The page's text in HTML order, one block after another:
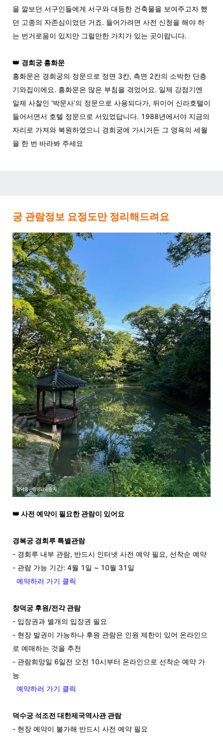
을 깔보던 서구인들에게 서구와 대등한 건축물을 보여주고자 했
던 고종의 자존심이었던 거죠. 들어가려면 사전 신청을 해야 하
는 번거로움이 있지만 그럴만한 가치가 있는 곳이랍니다.
👑 경희궁 흥화문
흥화문은 경희궁의 정문으로 정면 3칸, 측면 2칸의 소박한 단층
기와집이에요. 흥화문은 많은 부침을 겪었어요. 일제 강점기엔
일제 사찰인 ‘박문사’의 정문으로 사용되다가, 뒤이어 신라호텔이
들어서면서 호텔 정문으로 서있었답니다. 1988년에서야 지금의
자리로 가져와 복원하였으니 경희궁에 가시거든 그 영욕의 세월
을 한 번 바라봐 주세요
궁 관람정보 요정도만 정리해드려요
👑 사전 예약이 필요한 관람이 있어요
경복궁 경회루 특별관람
- 경회루 내부 관람, 반드시 인터넷 사전 예약 필요, 선착순 예약
- 관람 가능 기간: 4월 1일 ~ 10월 31일
예약하러 가기 클릭
창덕궁 후원/전각 관람
- 입장권과 별개의 입장권 필요
- 현장 발권이 가능하나 후원 관람은 인원 제한이 있어 온라인으
로 예매하는 것을 추천
- 관람희망일 6일전 오전 10시부터 온라인으로 선착순 예약 가
능
예약하러 가기 클릭
덕수궁 석조전 대한제국역사관 관람
- 현장 예약이 불가해 반드시 사전 예약 필요